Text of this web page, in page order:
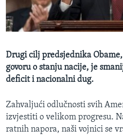
MAGAZIN
O GLASU AMERIKE
Learning English
PRATITE NAS
Jezici
Drugi cilj predsjednika
govoru o stanju nacije, je
deficit i nacionalni dug.
Zahvaljući odlučnosti svih
izvjestiti o velikom progresu.
ratnih napora, naši vojnici se